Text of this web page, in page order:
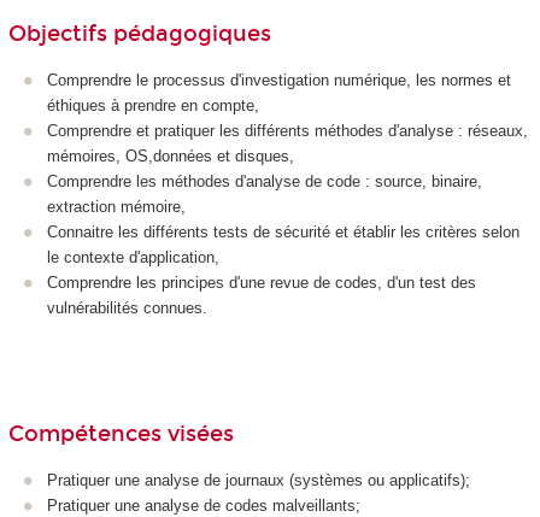
Objectifs pédagogiques
Comprendre le processus d'investigation numérique, les normes et
éthiques à prendre en compte,
Comprendre et pratiquer les différents méthodes d'analyse : réseaux,
mémoires, OS,données et disques,
Comprendre les méthodes d'analyse de code : source, binaire,
extraction mémoire,
Connaitre les différents tests de sécurité et établir les critères selon
le contexte d'application,
Comprendre les principes d'une revue de codes, d'un test des
vulnérabilités connues.
Compétences visées
Pratiquer une analyse de journaux (systèmes ou applicatifs);
Pratiquer une analyse de codes malveillants;